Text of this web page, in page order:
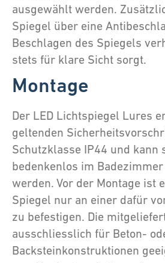
ausgewählt werden.
Spiegel über eine
Beschlagen des Spiegels
stets für klare Sicht sorgt.
Montage
Der LED Lichtspiegel Lures
geltenden
Schutzklasse IP44 und kann
bedenkenlos im
werden. Vor der Montage ist
Spiegel nur an einer dafür
zu befestigen. Die
ausschliesslich für Beton-
Backsteinkonstruktionen